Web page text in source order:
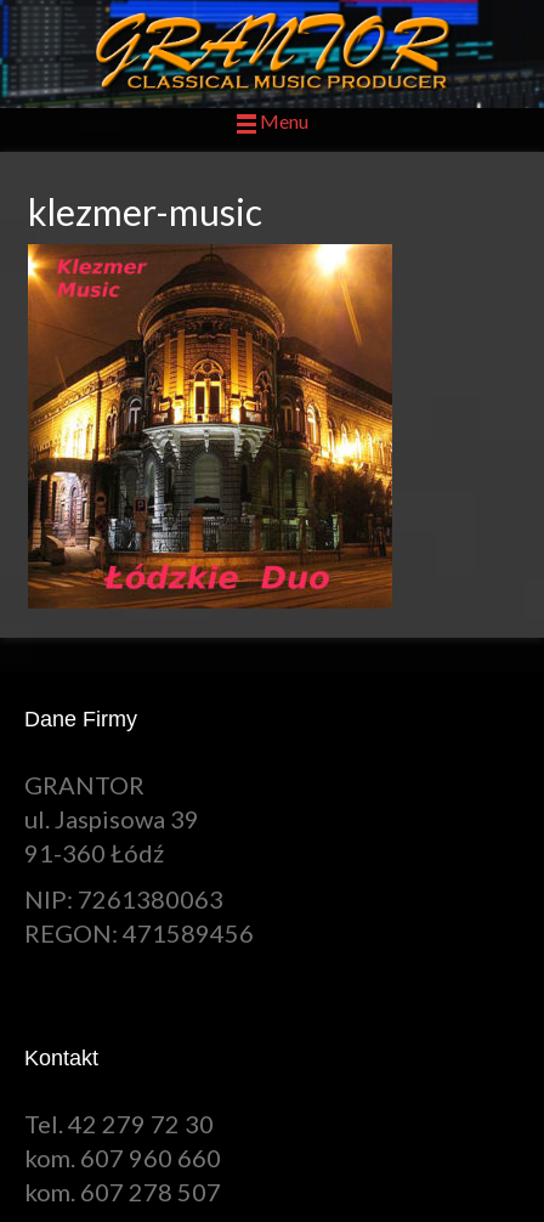
Menu
klezmer-music
Dane Firmy
GRANTOR
ul. Jaspisowa 39
91-360 Łódź
NIP: 7261380063
REGON: 471589456
Kontakt
Tel. 42 279 72 30
kom. 607 960 660
kom. 607 278 507